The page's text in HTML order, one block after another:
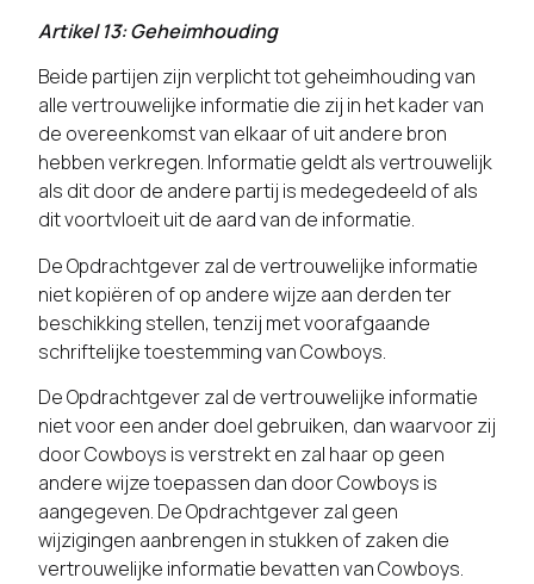
Artikel 13: Geheimhouding
Beide partijen zijn verplicht tot geheimhouding van
alle vertrouwelijke informatie die zij in het kader van
de overeenkomst van elkaar of uit andere bron
hebben verkregen. Informatie geldt als vertrouwelijk
als dit door de andere partij is medegedeeld of als
dit voortvloeit uit de aard van de informatie.
De Opdrachtgever zal de vertrouwelijke informatie
niet kopiëren of op andere wijze aan derden ter
beschikking stellen, tenzij met voorafgaande
schriftelijke toestemming van Cowboys.
De Opdrachtgever zal de vertrouwelijke informatie
niet voor een ander doel gebruiken, dan waarvoor zij
door Cowboys is verstrekt en zal haar op geen
andere wijze toepassen dan door Cowboys is
aangegeven. De Opdrachtgever zal geen
wijzigingen aanbrengen in stukken of zaken die
vertrouwelijke informatie bevatten van Cowboys.